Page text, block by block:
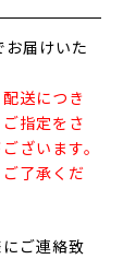
届けいた
送につき
指定をさ
ざいます。
了承くだ
ご連絡致